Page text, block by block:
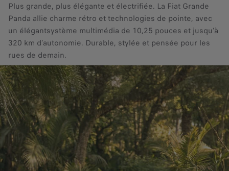
Plus grande, plus élégante et électrifiée. La Fiat Grande
Panda allie charme rétro et technologies de pointe, avec
un élégantsystème multimédia de 10,25 pouces et jusqu’à
320 km d’autonomie. Durable, stylée et pensée pour les
rues de demain.